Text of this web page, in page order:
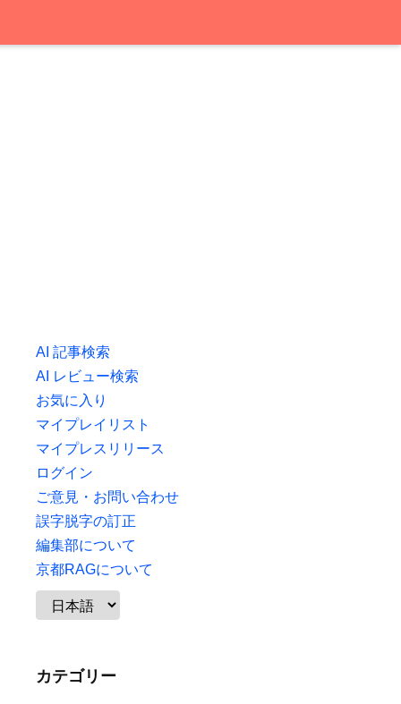
AI 記事検索
AI レビュー検索
お気に入り
マイプレイリスト
マイプレスリリース
ログイン
ご意見・お問い合わせ
誤字脱字の訂正
編集部について
京都RAGについて
カテゴリー